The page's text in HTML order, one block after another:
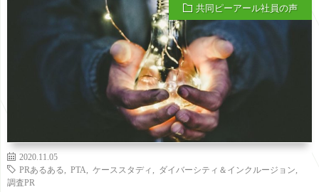
共同ピーアール社員の声
2020.11.05
PRあるある
PTA ケーススタディ ダイバーシティ＆インクルージョン
調査PR